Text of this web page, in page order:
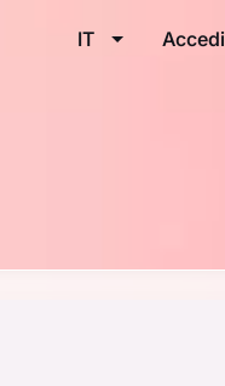
IT Accedi